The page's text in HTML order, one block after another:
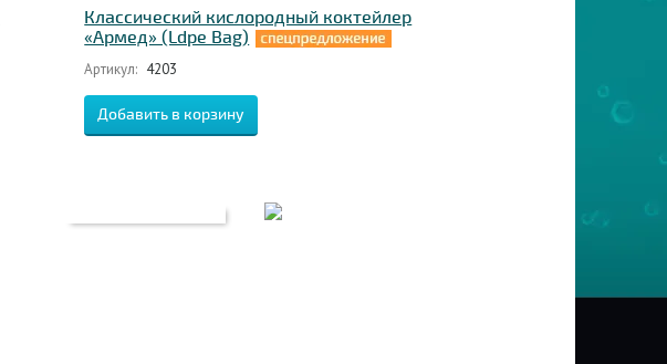
Классический кислородный коктейлер
«Армед» (Ldpe Bag)
Артикул: 4203